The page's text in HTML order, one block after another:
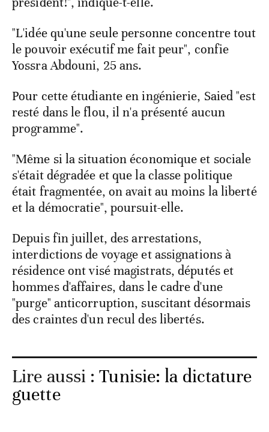
"L'idée qu'une seule personne concentre tout
le pouvoir exécutif me fait peur", confie
Yossra Abdouni, 25 ans.
Pour cette étudiante en ingénierie, Saied "est
resté dans le flou, il n'a présenté aucun
programme".
"Même si la situation économique et sociale
s'était dégradée et que la classe politique
était fragmentée, on avait au moins la liberté
et la démocratie", poursuit-elle.
Depuis fin juillet, des arrestations,
interdictions de voyage et assignations à
résidence ont visé magistrats, députés et
hommes d'affaires, dans le cadre d'une
"purge" anticorruption, suscitant désormais
des craintes d'un recul des libertés.
Lire aussi :Tunisie: la dictature
guette